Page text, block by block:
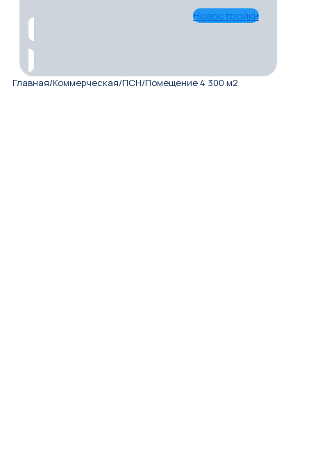
Новостройки
Главная/Коммерческая/ПСН/Помещение 4 300 м2